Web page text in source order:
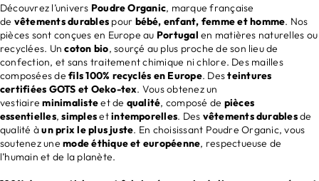
Découvrez l’univers Poudre Organic, marque française
de vêtements durables pour bébé, enfant, femme et homme. Nos
pièces sont conçues en Europe au Portugal en matières naturelles ou
recyclées. Uncoton bio, sourçé au plus proche de son lieu de
confection, et sans traitement chimique ni chlore. Des mailles
composées defils 100% recyclés en Europe. Desteintures
certifiées GOTS et Oeko-tex. Vous obtenez un
vestiaireminimalisteet de qualité, composé de pièces
essentielles,simplesetintemporelles. Des vêtements durablesde
qualité àun prix le plus juste. En choisissant Poudre Organic, vous
soutenez unemode éthique et européenne, respectueuse de
l’humain et de la planète.